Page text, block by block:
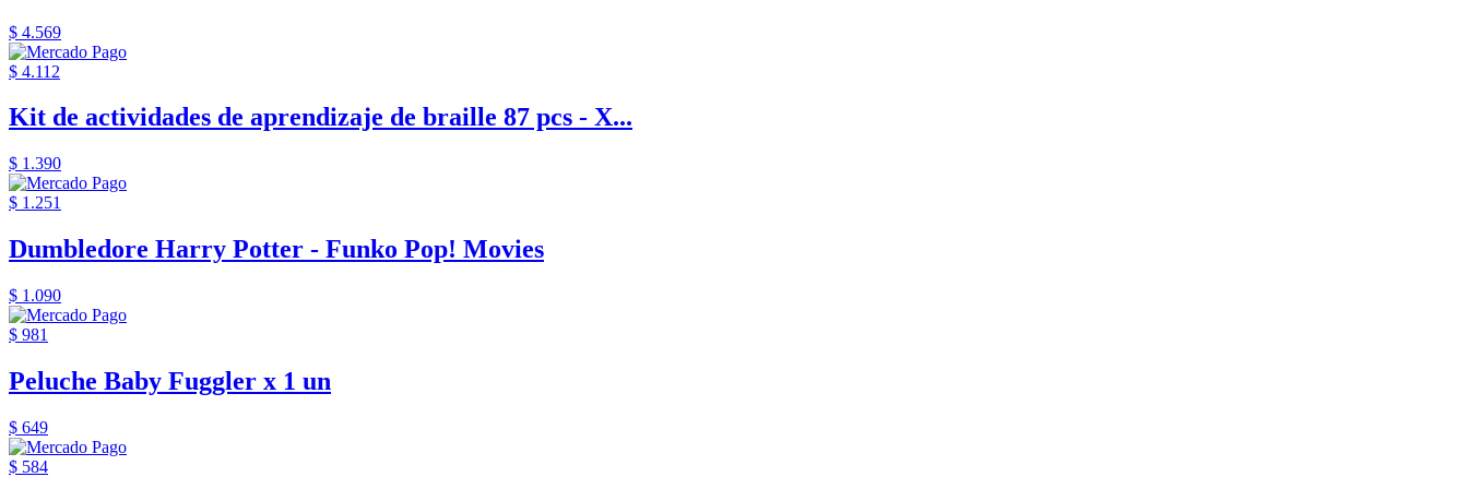
$ 4.569
$ 4.112
Kit de actividades de aprendizaje de braille 87 pcs - X...
$ 1.390
$ 1.251
Dumbledore Harry Potter - Funko Pop! Movies
$ 1.090
$ 981
Peluche Baby Fuggler x 1 un
$ 649
$ 584